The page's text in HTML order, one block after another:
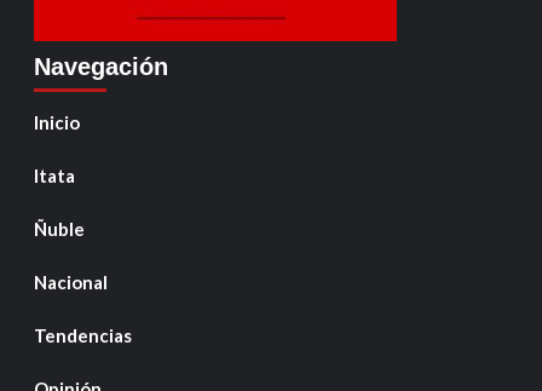
Navegación
Inicio
Itata
Ñuble
Nacional
Tendencias